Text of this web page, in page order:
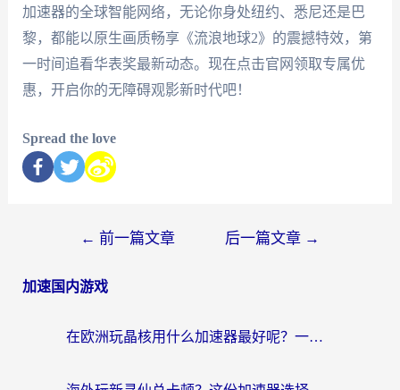
加速器的全球智能网络，无论你身处纽约、悉尼还是巴
黎，都能以原生画质畅享《流浪地球2》的震撼特效，第
一时间追看华表奖最新动态。现在点击官网领取专属优
惠，开启你的无障碍观影新时代吧！
Spread the love
← 前一篇文章 后一篇文章 →
加速国内游戏
在欧洲玩晶核用什么加速器最好呢？一个老玩家的真心话